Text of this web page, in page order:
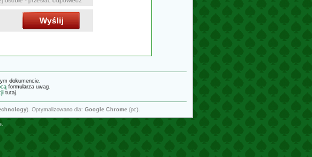
Wyślij
dokumencie.
formularza uwag.
tutaj.
). Optymalizowano dla: Google Chrome (pc).